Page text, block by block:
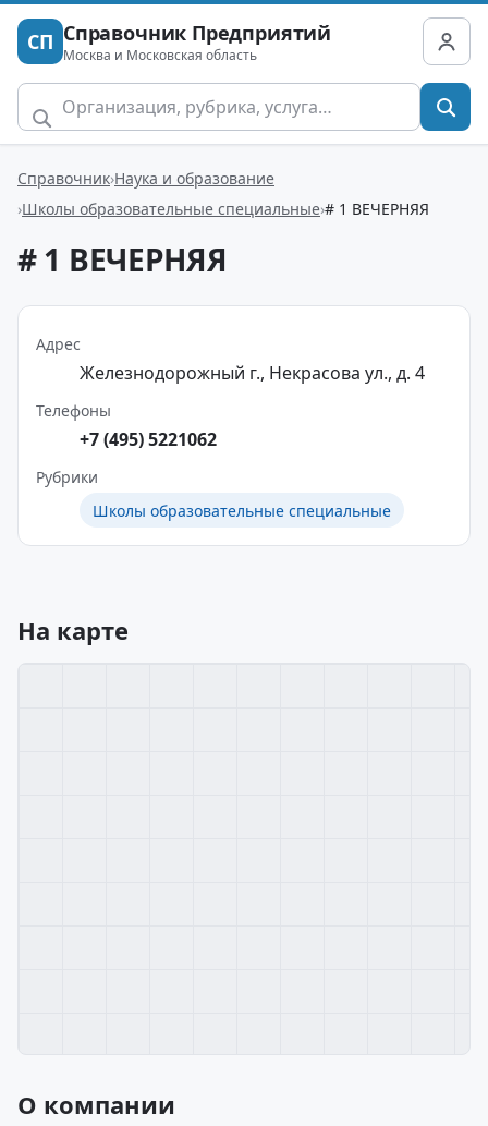
СП Справочник Предприятий
Москва и Московская область
Справочник Наука и образование
Школы образовательные специальные # 1 ВЕЧЕРНЯЯ
# 1 ВЕЧЕРНЯЯ
Адрес
Железнодорожный г., Некрасова ул., д. 4
Телефоны
+7 (495) 5221062
Рубрики
Школы образовательные специальные
На карте
О компании